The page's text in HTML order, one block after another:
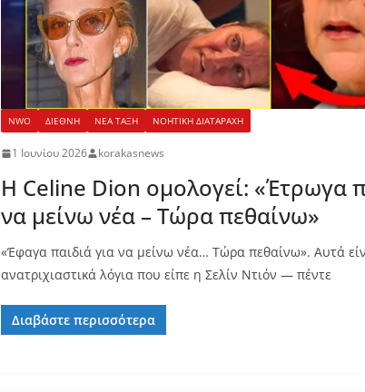
NWO ΔΙΕΘΝΗ ΝΕΑ ΤΑΞΗ ΝΟΗΤΙΚΗ ΔΙΑΤΑΡΑΧΗ
1 Ιουνίου 2026 korakasnews
Η Celine Dion ομολογεί: «Έτρωγα
να μείνω νέα – Τώρα πεθαίνω»
«Έφαγα παιδιά για να μείνω νέα… Τώρα πεθαίνω». Αυτά
ανατριχιαστικά λόγια που είπε η Σελίν Ντιόν — πέντε
Διαβάστε περισσότερα